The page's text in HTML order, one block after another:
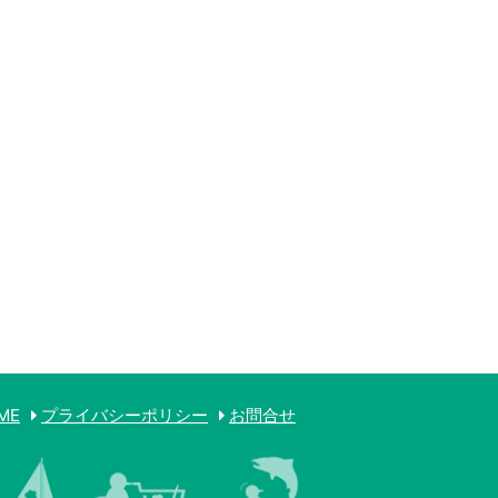
プライバシーポリシー お問合せ